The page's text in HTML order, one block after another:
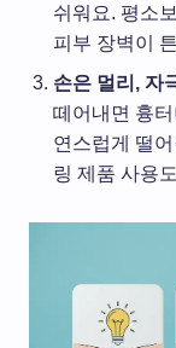
쉬워요. 평소
피부 장벽이
손은 멀리, 자
떼어내면 흉
연스럽게 떨
링 제품 사용